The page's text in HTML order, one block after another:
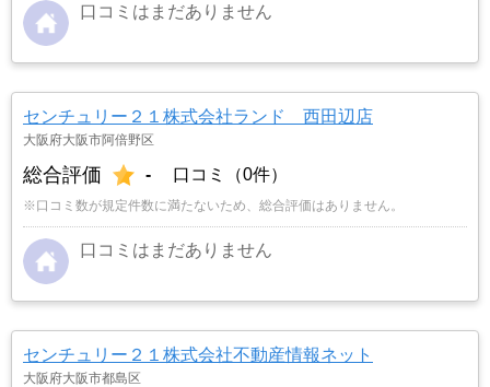
口コミはまだありません
センチュリー２１株式会社ランド 西田辺店
大阪府大阪市阿倍野区
総合評価 - 口コミ（0件）
※口コミ数が規定件数に満たないため、総合評価はありません。
口コミはまだありません
センチュリー２１株式会社不動産情報ネット
大阪府大阪市都島区